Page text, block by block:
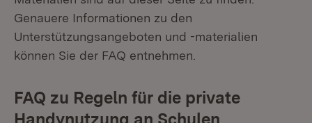
Genauere Informationen zu den
Unterstützungsangeboten und -materialien
können Sie der FAQ entnehmen.
FAQ zu Regeln für die private